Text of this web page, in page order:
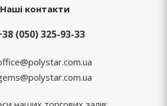
Наші контакти
(050) 325-93-33